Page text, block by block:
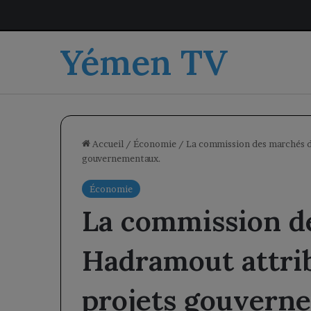
Yémen TV
Accueil / Économie / La commission des
gouvernementaux.
Économie
La commission
Hadramout
projets